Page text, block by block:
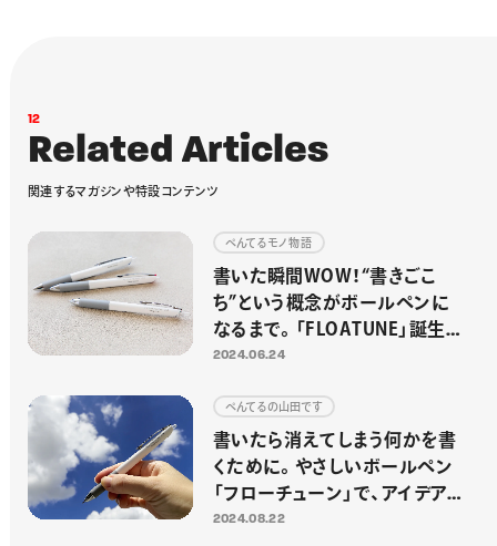
12
Related Articles
関連するマ ガジンや特設コンテンツ
ぺんてるモノ物語
書いた瞬間WOW！“書きごこ
ち”という概念がボールペンに
なるまで。「FLOATUNE」誕生秘
話
2024.06.24
ぺんてるの山田です
書いたら消えてしまう何かを書
くために。やさしいボールペン
「フローチューン」で、アイデアの
雲を掴む
2024.08.22